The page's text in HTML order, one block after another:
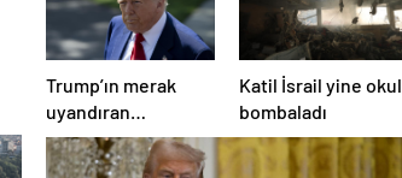
Trump’ın merak
uyandıran
paylaşımının sağlık
sistemiyle ilgili
Katil İsrail yine okul
bombaladı